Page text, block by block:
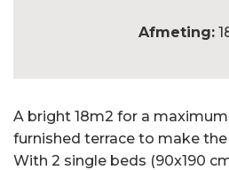
Afmeting:
A bright 18m2 for a
furnished terrace to make
With 2 single beds (90x190